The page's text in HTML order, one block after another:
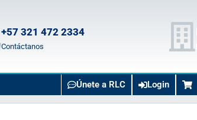
+57 321 472 2334
Contáctanos
Únete a RLC Login